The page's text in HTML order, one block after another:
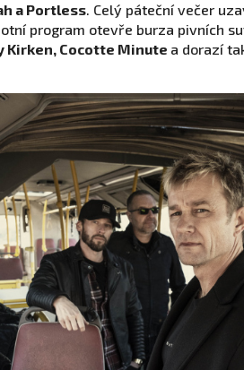
a Portless. Celý páteční večer
program otevře burza pivních
Kirken, Cocotte Minute a dorazí